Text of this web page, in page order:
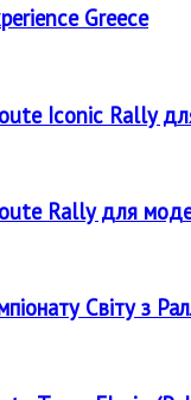
Greece
Iconic Rally
Rally для
Світу з